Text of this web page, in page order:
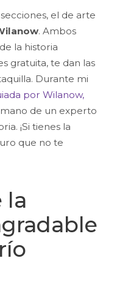
el de arte
. Ambos
la historia
gratuita, te dan las
Durante mi
por Wilanow,
de un experto
¡Si tienes la
que no te
la